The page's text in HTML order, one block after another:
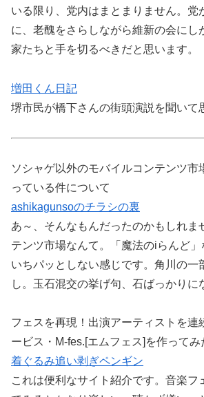
いる限り、党内はまとまりません。党
に、老醜をさらしながら維新の会にし
家たちと手を切るべきだと思います。
増田くん日記
堺市民が橋下さんの街頭演説を聞いて
ソシャゲ以外のモバイルコンテンツ市
っている件について
ashikagunsoのチラシの裏
あ～、そんなもんだったのかもしれま
テンツ市場なんて。「魔法のiらんど」
いちパッとしない感じです。角川の一
し。玉石混交の挙げ句、石ばっかりに
フェスを再現！出演アーティストを連
ービス・M-fes.[エムフェス]を作ってみ
着ぐるみ追い剥ぎペンギン
これは便利なサイト紹介です。音楽フ